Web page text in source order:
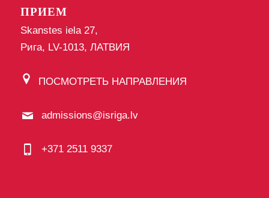
ПРИЕМ
Skanstes iela 27,
Рига, LV-1013, ЛАТВИЯ
ПОСМОТРЕТЬ НАПРАВЛЕНИЯ
admissions@isriga.lv
+371 2511 9337